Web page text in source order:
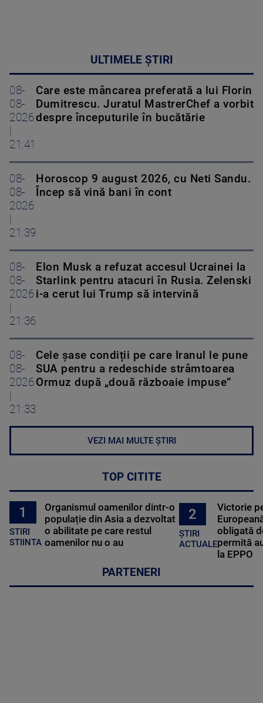
ULTIMELE ȘTIRI
08-
08-
2026
21:41
Care este mâncarea preferată a lui Florin
Dumitrescu. Juratul MastrerChef a vorbit
despre începuturile în bucătărie
08-
08-
2026
21:39
Horoscop 9 august 2026, cu Neti Sandu.
Încep să vină bani în cont
08-
08-
2026
21:36
Elon Musk a refuzat accesul Ucrainei la
Starlink pentru atacuri în Rusia. Zelenski
i-a cerut lui Trump să intervină
08-
08-
2026
21:33
Cele șase condiții pe care Iranul le pune
SUA pentru a redeschide strâmtoarea
Ormuz după „două războaie impuse”
VEZI MAI MULTE ȘTIRI
TOP CITITE
1
STIRI
STIINTA
Organismul oamenilor dintr-o
populație din Asia a dezvoltat
o abilitate pe care restul
oamenilor nu o au
2
ȘTIRI
ACTUALE
Victorie
obligată
permită
la EPPO
PARTENERI